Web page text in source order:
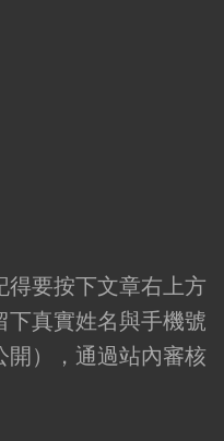
得要按下文章右上方
下真實姓名與手機號
開），通過站內審核